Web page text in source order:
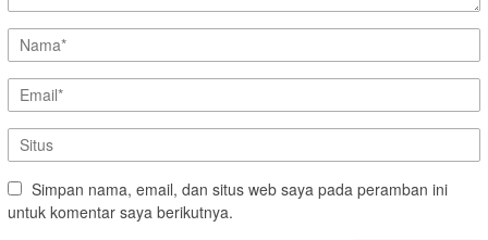
Simpan nama, email, dan situs web saya pada peramban ini
untuk komentar saya berikutnya.